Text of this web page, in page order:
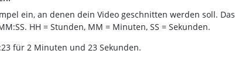
ein, an denen dein Video geschnitten werden soll. Das
HH = Stunden, MM = Minuten, SS = Sekunden.
für 2 Minuten und 23 Sekunden.